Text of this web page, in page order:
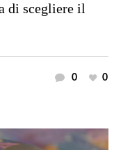
di scegliere il
0 0